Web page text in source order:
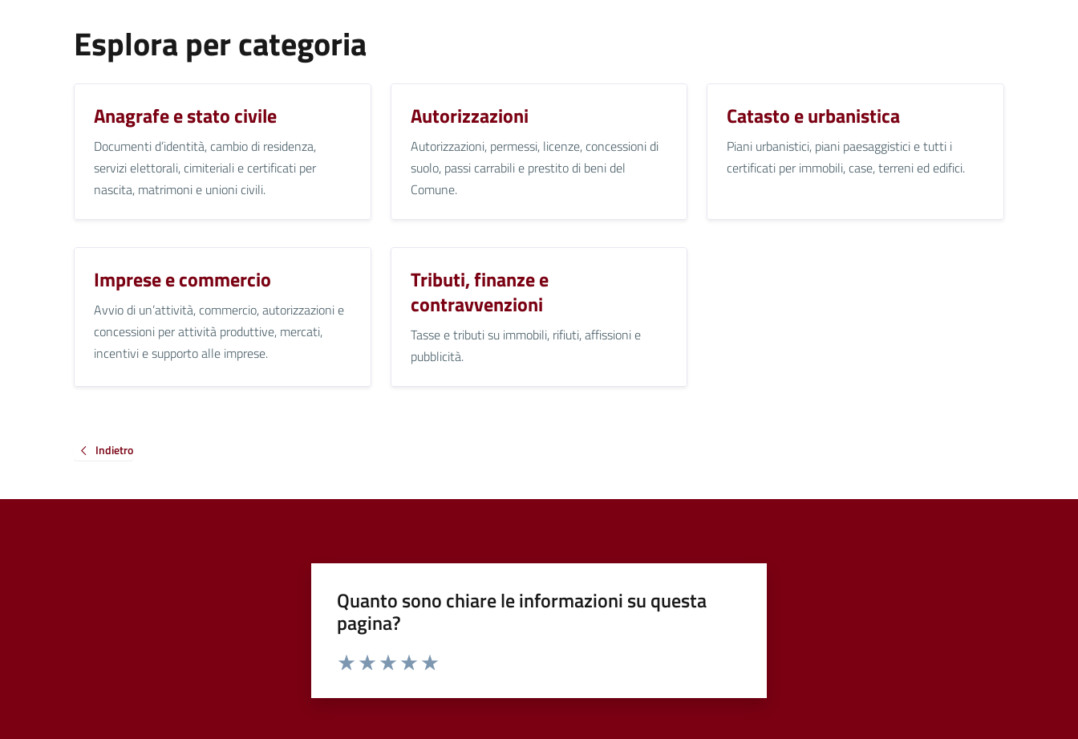
Esplora per categoria
Anagrafe e stato civile
Documenti d’identità, cambio di residenza,
servizi elettorali, cimiteriali e certificati per
nascita, matrimoni e unioni civili.
Autorizzazioni
Autorizzazioni, permessi, licenze, concessioni di
suolo, passi carrabili e prestito di beni del
Comune.
Catasto e urbanistica
Piani urbanistici, piani paesaggistici e tutti i
certificati per immobili, case, terreni ed edifici.
Imprese e commercio
Avvio di un’attività, commercio, autorizzazioni e
concessioni per attività produttive, mercati,
incentivi e supporto alle imprese.
Tributi, finanze e
contravvenzioni
Tasse e tributi su immobili, rifiuti, affissioni e
pubblicità.
Indietro
Quanto sono chiare le informazioni su questa
pagina?
Valuta da 1 a 5 stelle la pagina